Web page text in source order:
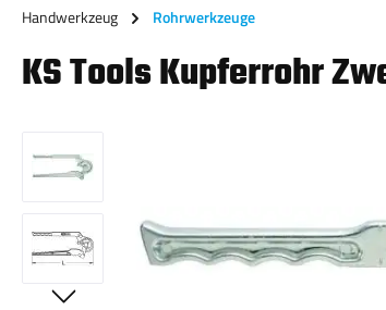
Handwerkzeug Rohrwerkzeuge
KS Tools Kupferrohr